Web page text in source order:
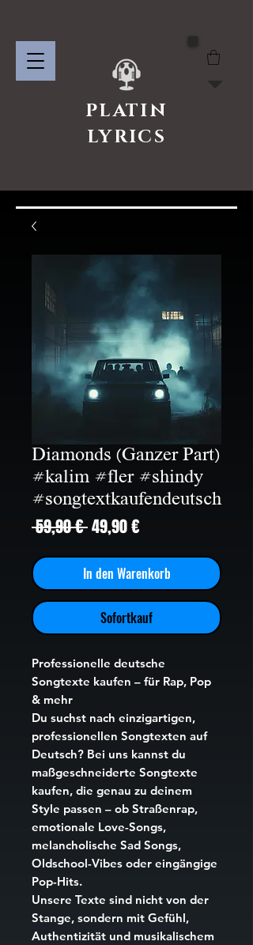
PLATIN
LYRICS
Diamonds (Ganzer Part)
#kalim #fler #shindy
#songtextkaufendeutsch
59,90 € Standardpreis
49,90 €Sale-
In den Warenkorb
Sofortkauf
Professionelle deutsche
Songtexte kaufen – für Rap, Pop
& mehr
Du suchst nach einzigartigen,
professionellen Songtexten auf
Deutsch? Bei uns kannst du
maßgeschneiderte Songtexte
kaufen, die genau zu deinem
Style passen – ob Straßenrap,
emotionale Love-Songs,
melancholische Sad Songs,
Oldschool-Vibes oder eingängige
Pop-Hits.
Unsere Texte sind nicht von der
Stange, sondern mit Gefühl,
Authentizität und musikalischem